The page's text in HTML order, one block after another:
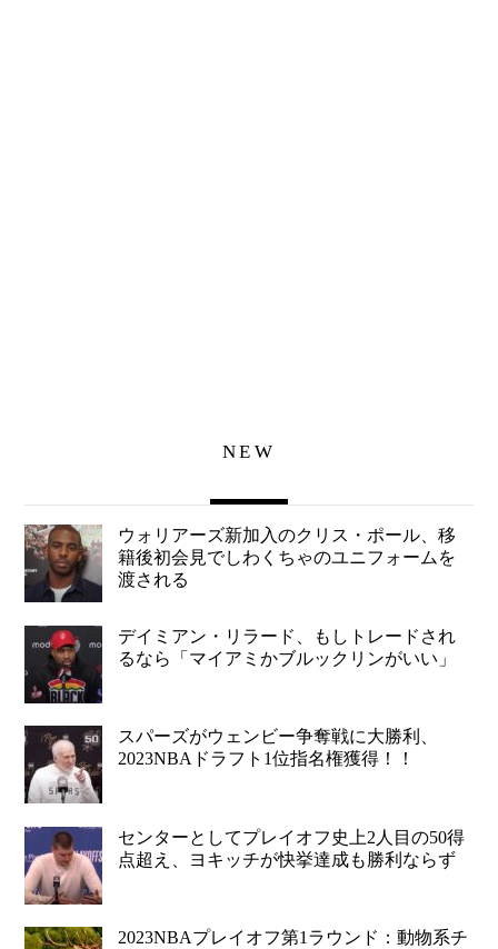
NEW
ウォリアーズ新加入のクリス・ポール、移
籍後初会見でしわくちゃのユニフォームを
渡される
デイミアン・リラード、もしトレードされ
るなら「マイアミかブルックリンがいい」
スパーズがウェンビー争奪戦に大勝利、
2023NBAドラフト1位指名権獲得！！
センターとしてプレイオフ史上2人目の50得
点超え、ヨキッチが快挙達成も勝利ならず
2023NBAプレイオフ第1ラウンド：動物系チ